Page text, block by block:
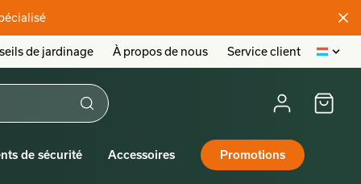
de jardinage À propos de nous Service client
de sécurité Accessoires Promotions